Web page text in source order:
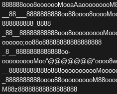
888888888_8888
oooooo;oo88o88888888888888888
_8__8888888888888oo­
M88z88888888888888888